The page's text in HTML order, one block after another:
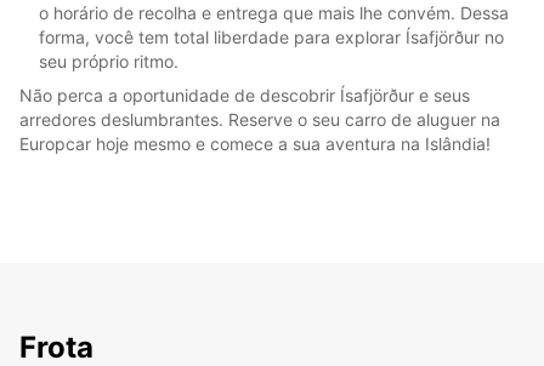
o horário de recolha e entrega que mais lhe convém. Dessa
forma, você tem total liberdade para explorar Ísafjörður no
seu próprio ritmo.
Não perca a oportunidade de descobrir Ísafjörður e seus
arredores deslumbrantes. Reserve o seu carro de aluguer na
Europcar hoje mesmo e comece a sua aventura na Islândia!
Frota